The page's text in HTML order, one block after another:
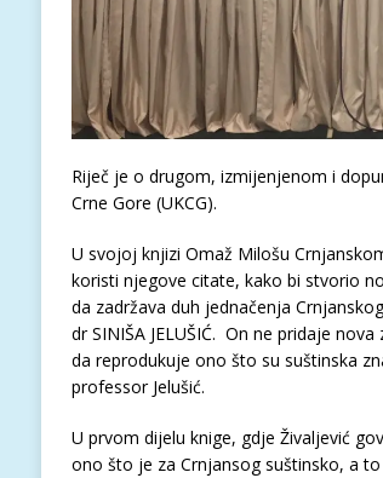
Riječ je o drugom, izmijenjenom i
Crne Gore (UKCG).
U svojoj knjizi Omaž Milošu
koristi njegove citate, kako bi stvorio
da zadržava duh jednačenja
dr SINIŠA JELUŠIĆ. On ne pridaje
da reprodukuje ono što su suštinska
professor Jelušić.
U prvom dijelu knige, gdje Živaljević
ono što je za Crnjansog suštinsko, a